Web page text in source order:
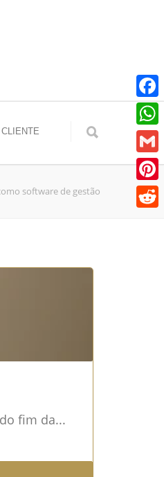
CLIENTE
software de gestão
fim da...
Gmail